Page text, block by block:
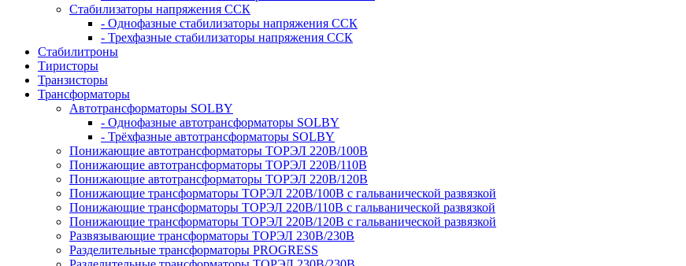
Стабилизаторы напряжения ССК
- Однофазные стабилизаторы напряжения ССК
- Трехфазные стабилизаторы напряжения ССК
Стабилитроны
Тиристоры
Транзисторы
Трансформаторы
Автотрансформаторы SOLBY
- Однофазные автотрансформаторы SOLBY
- Трёхфазные автотрансформаторы SOLBY
Понижающие автотрансформаторы ТОРЭЛ 220В/100В
Понижающие автотрансформаторы ТОРЭЛ 220В/110В
Понижающие автотрансформаторы ТОРЭЛ 220В/120В
Понижающие трансформаторы ТОРЭЛ 220В/100В с гальванической развязкой
Понижающие трансформаторы ТОРЭЛ 220В/110В с гальванической развязкой
Понижающие трансформаторы ТОРЭЛ 220В/120В с гальванической развязкой
Развязывающие трансформаторы ТОРЭЛ 230В/230В
Разделительные трансформаторы PROGRESS